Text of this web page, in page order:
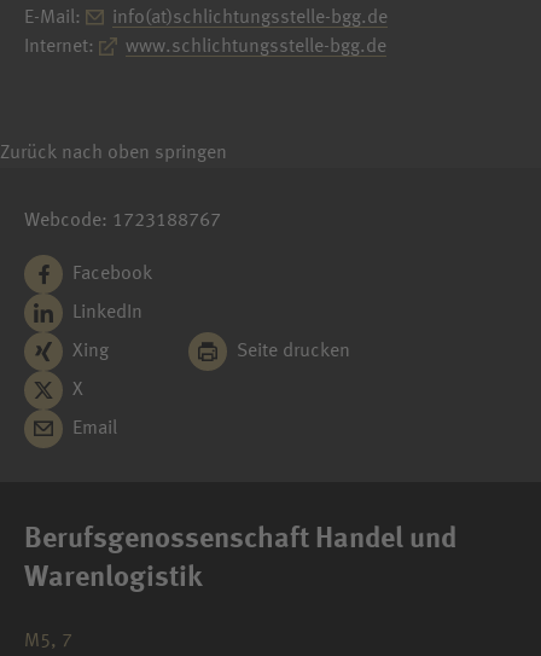
E-Mail:
info(at)schlichtungsstelle-bgg.de
Internet:
www.schlichtungsstelle-bgg.de
Zurück nach oben springen
Webcode: 1723188767
Facebook
LinkedIn
Xing
X
Email
Seite drucken
Berufsgenossenschaft Handel und
Warenlogistik
M5, 7